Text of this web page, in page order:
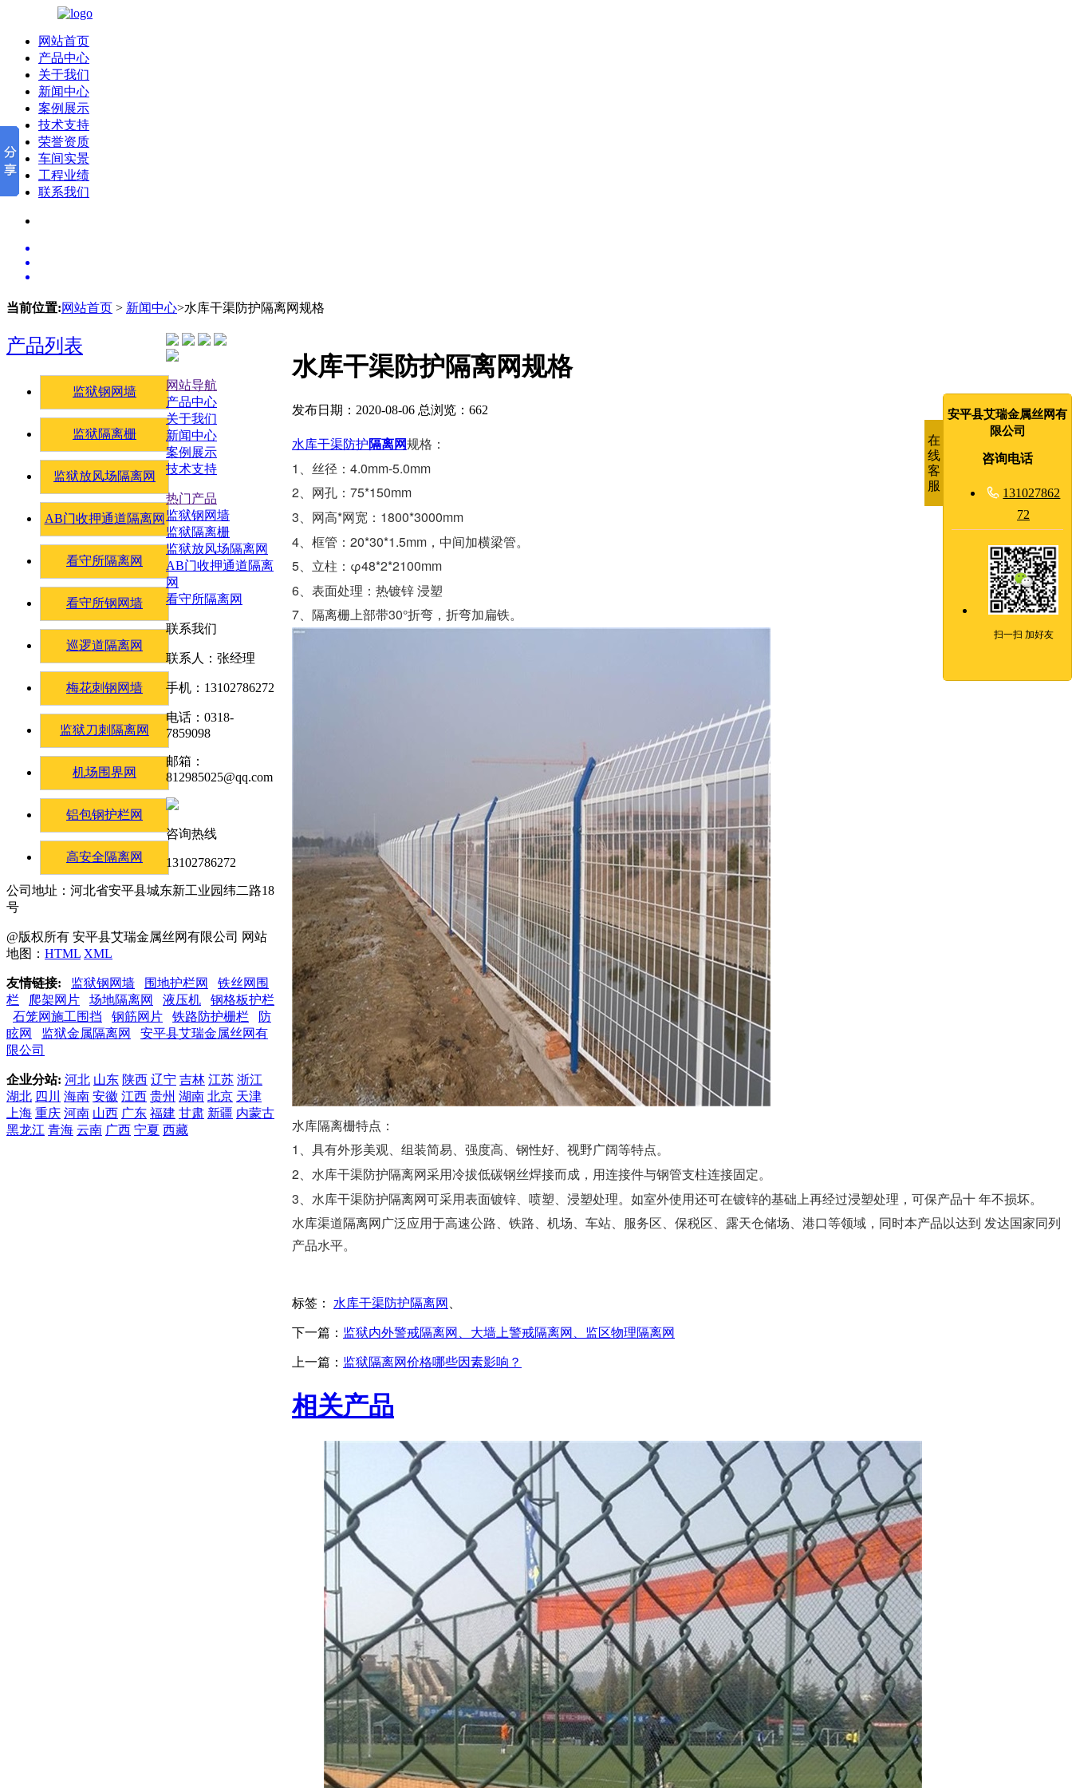
网站首页
产品中心
关于我们
新闻中心
案例展示
技术支持
荣誉资质
车间实景
工程业绩
联系我们
当前位置:网站首页 > 新闻中心>水库干渠防护隔离网规格
产品列表
监狱钢网墙
监狱隔离栅
监狱放风场隔离网
AB门收押通道隔离网
看守所隔离网
看守所钢网墙
巡逻道隔离网
梅花刺钢网墙
监狱刀刺隔离网
机场围界网
铝包钢护栏网
高安全隔离网
水库干渠防护隔离网规格
发布日期：2020-08-06 总浏览： 662
水库干渠防护隔离网规格：
1、丝径：4.0mm-5.0mm
2、网孔：75*150mm
3、网高*网宽：1800*3000mm
4、框管：20*30*1.5mm，中间加横梁管。
5、立柱：φ48*2*2100mm
6、表面处理：热镀锌 浸塑
7、隔离栅上部带30°折弯，折弯加扁铁。
水库隔离栅特点：
1、具有外形美观、组装简易、强度高、钢性好、视野广阔等特点。
2、水库干渠防护隔离网采用冷拔低碳钢丝焊接而成，用连接件与钢管支柱连接固定。
3、水库干渠防护隔离网可采用表面镀锌、喷塑、浸塑处理。如室外使用还可在镀锌的基础上再经过浸塑处理，可保产品十 年不损坏。
水库渠道隔离网广泛应用于高速公路、铁路、机场、车站、服务区、保税区、露天仓储场、港口等领域，同时本产品以达到 发达国家同列
产品水平。
标签： 水库干渠防护隔离网 、
下一篇： 监狱内外警戒隔离网、大墙上警戒隔离网、监区物理隔离网
上一篇： 监狱隔离网价格哪些因素影响？
相关产品
网站导航
产品中心
关于我们
新闻中心
案例展示
技术支持
热门产品
监狱钢网墙
监狱隔离栅
监狱放风场隔离网
AB门收押通道隔离
网
看守所隔离网
联系我们
联系人：张经理
手机：13102786272
电话：0318-
7859098
邮箱：
812985025@qq.com
咨询热线
13102786272
公司地址：河北省安平县城东新工业园纬二路18
号
@版权所有 安平县艾瑞金属丝网有限公司 网站
地图： HTML XML
友情链接: 监狱钢网墙 围地护栏网
铁丝网围
栏
爬架网片 场地隔离网 液压机
钢格板护栏
石笼网施工围挡
钢筋网片 铁路防护栅栏
防
眩网
监狱金属隔离网
安平县艾瑞金属丝网有
限公司
企业分站: 河北 山东 陕西 辽宁 吉林 江苏 浙江
湖北 四川 海南 安徽 江西 贵州 湖南 北京 天津
上海 重庆 河南 山西 广东 福建 甘肃 新疆 内蒙古
黑龙江 青海 云南 广西 宁夏 西藏
在
线
客
服
安平县艾瑞金属丝网有
限公司
咨询电话
 131027862
72
扫一扫 加好友